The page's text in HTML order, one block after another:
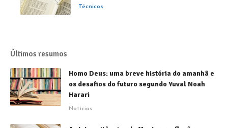
Técnicos
Últimos resumos
Homo Deus: uma breve história do amanhã e
os desafios do futuro segundo Yuval Noah
Harari
Notícias